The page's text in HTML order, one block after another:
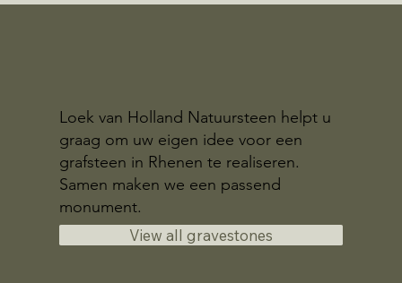
Loek van Holland Natuursteen helpt u
graag om uw eigen idee voor een
grafsteen in Rhenen te realiseren.
Samen maken we een passend
monument.
View all gravestones